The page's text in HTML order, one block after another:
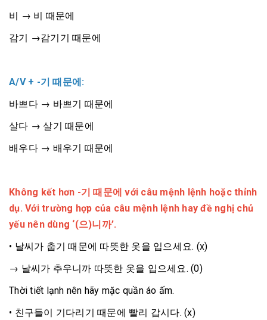
비 → 비 때문에
감기 →감기기 때문에
A/V + -기 때문에:
바쁘다 → 바쁘기 때문에
살다 → 살기 때문에
배우다 → 배우기 때문에
Không kết hơn -기 때문에 với câu mệnh lệnh hoặc thỉnh
dụ. Với trường hợp của câu mệnh lệnh hay đề nghị chủ
yếu nên dùng ‘(으)니까’.
• 날씨가 춥기 때문에 따뜻한 옷을 입으세요. (x)
→ 날씨가 추우니까 따뜻한 옷을 입으세요. (0)
Thời tiết lạnh nên hãy mặc quần áo ấm.
• 친구들이 기다리기 때문에 빨리 갑시다. (x)